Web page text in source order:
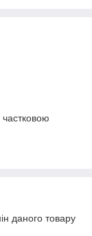
даного товару